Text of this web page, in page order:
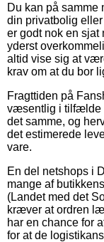
Du kan på samme
din privatbolig
er godt nok en sjat
yderst
altid vise sig at
krav om at du bor
Fragttiden på
væsentlig i tilfælde
det samme, og
det estimerede
vare.
En del netshops i
mange af
(Landet med det
kræver at ordren
har en chance for
for at de